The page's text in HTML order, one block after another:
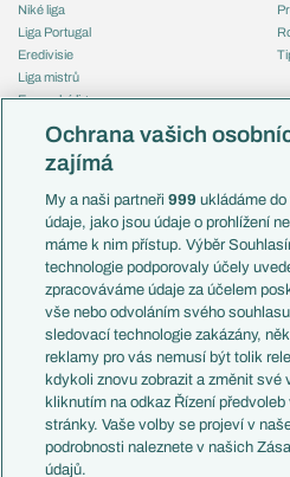
Niké liga
Liga Portugal
Eredivisie
Liga mistrů
Evropská liga
Mistrovství světa
Liga národů
Témata
Představení týmů MS
EuroSkauting
PL v kostce
Evropské koeficienty
Přestupy
Přestupové spekulace
Zranění
Kluby
Arsenal FC
Chelsea FC
Ochrana vašich
zajímá
My a naši partneři999 ukládáme
údaje, jako jsou údaje o prohlížení
máme k nim přístup. Výběr
technologie podporovaly účely
zpracováváme údaje za účelem
vše nebo odvoláním svého
sledovací technologie zakázány,
reklamy pro vás nemusí být tolik
kdykoli znovu zobrazit a změnit své
kliknutím na odkaz Řízení
stránky. Vaše volby se projeví v
podrobnosti naleznete v našich
údajů.